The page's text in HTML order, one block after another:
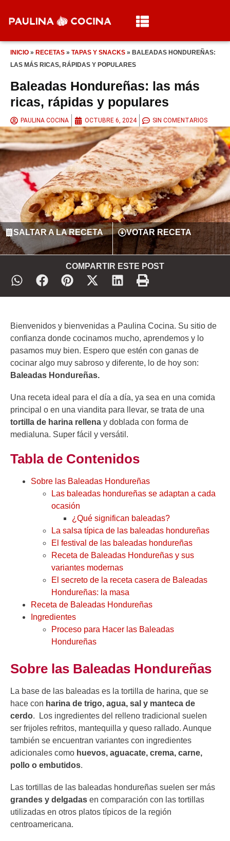
INICIO » RECETAS » TAPAS Y SNACKS » BALEADAS HONDUREÑAS:
LAS MÁS RICAS, RÁPIDAS Y POPULARES
Baleadas Hondureñas: las más
ricas, rápidas y populares
PAULINA COCINA OCTUBRE 6, 2024 SIN COMENTARIOS
SALTAR A LA RECETA VOTAR RECETA
COMPARTIR ESTE POST
Bienvenidos y bienvenidas a Paulina Cocina. Su sitio de
confianza donde cocinamos mucho, aprendemos y lo
pasamos muy bien. Espero que estén con ganas de
cocinar algo muy sabroso y diferente, lo de hoy son:
Baleadas Hondureñas.
Una receta ideal para el día a día, ya sea en una comida
principal o en una viandita para llevar, se trata de una
tortilla de harina rellena y doblada con forma de
medialuna. Super fácil y versátil.
Tabla de Contenidos
Sobre las Baleadas Hondureñas
Las baleadas hondureñas se adaptan a cada
ocasión
¿Qué significan baleadas?
La salsa típica de las baleadas hondureñas
El festival de las baleadas hondureñas
Receta de Baleadas Hondureñas y sus
variantes modernas
El secreto de la receta casera de Baleadas
Hondureñas: la masa
Receta de Baleadas Hondureñas
Ingredientes
Proceso para Hacer las Baleadas
Hondureñas
Sobre las Baleadas Hondureñas
La base de las baleadas es la tortilla de harina, que se
hace con harina de trigo, agua, sal y manteca de
cerdo. Los ingredientes del relleno tradicional suelen
ser frijoles refritos, mantequilla y queso rallado. Aunque
también se encuentran variantes con ingredientes
adicionales como huevos, aguacate, crema, carne,
pollo o embutidos.
Las tortillas de las baleadas hondureñas suelen ser más
grandes y delgadas en comparación con las tortillas
utilizadas en otros platos típicos de la región
centroamericana.